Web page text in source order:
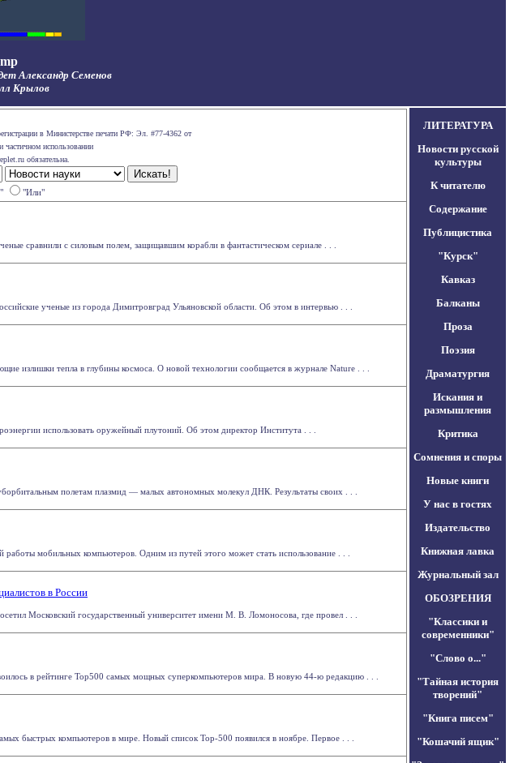
Александр Семенов
Крылов
в Министерстве печати РФ: Эл. #77-4362 от
использовании
обязательна.
"Или"
сравнили с силовым полем, защищавшим корабли в фантастическом сериале . . .
ученые из города Димитровград Ульяновской области. Об этом в интервью . . .
излишки тепла в глубины космоса. О новой технологии сообщается в журнале Nature . . .
использовать оружейный плутоний. Об этом директор Института . . .
полетам плазмид — малых автономных молекул ДНК. Результаты своих . . .
мобильных компьютеров. Одним из путей этого может стать использование . . .
в России
Московский государственный университет имени М. В. Ломоносова, где провел . . .
в рейтинге Top500 самых мощных суперкомпьютеров мира. В новую 44-ю редакцию . . .
быстрых компьютеров в мире. Новый список Top-500 появился в ноябре. Первое . . .
ЛИТЕРАТУРА
Новости русской
культуры
К читателю
Содержание
Публицистика
"Курск"
Кавказ
Балканы
Проза
Поэзия
Драматургия
Искания и
размышления
Критика
Сомнения и споры
Новые книги
У нас в гостях
Издательство
Книжная лавка
Журнальный зал
ОБОЗРЕНИЯ
"Классики и
современники"
"Слово о..."
"Тайная история
творений"
"Книга писем"
"Кошачий ящик"